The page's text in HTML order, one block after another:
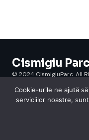
Cismigiu Parc
© 2024 CismigiuParc. All
Cookie-urile ne ajută
serviciilor noastre,